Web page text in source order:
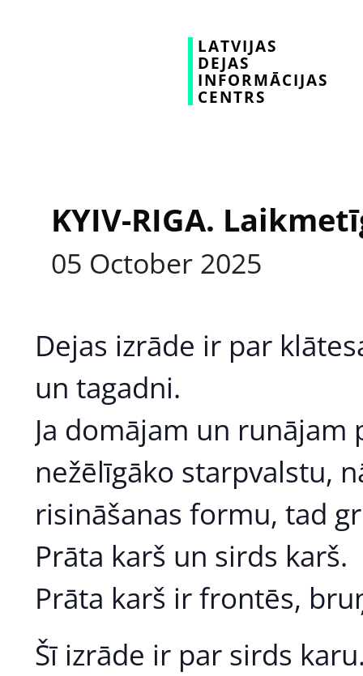
LATVIJAS
DEJAS
INFORMĀCIJAS
CENTRS
KYIV-RIGA.
05 October 2025
Dejas izrāde ir par
un tagadni.
Ja domājam un
nežēlīgāko starpvalstu,
risināšanas formu, tad
Prāta karš un sirds karš.
Prāta karš ir frontēs,
Šī izrāde ir par sirds